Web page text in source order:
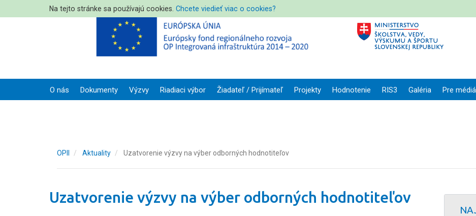
Na tejto stránke sa používajú cookies. Chcete viedieť viac o cookies?
O nás Dokumenty Výzvy Riadiaci výbor Žiadateľ / Prijímateľ Projekty Hodnotenie RIS3 Galéria Pre médiá
OPII Aktuality Uzatvorenie výzvy na výber odborných hodnotiteľov
Uzatvorenie výzvy na výber odborných hodnotiteľov